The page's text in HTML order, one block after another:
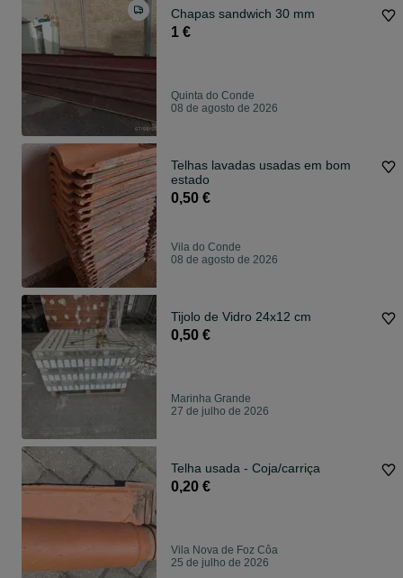
Chapas sandwich 30 mm
1 €
Quinta do Conde
08 de agosto de 2026
Telhas lavadas usadas em bom
estado
0,50 €
Vila do Conde
08 de agosto de 2026
Tijolo de Vidro 24x12 cm
0,50 €
Marinha Grande
27 de julho de 2026
Telha usada - Coja/carriça
0,20 €
Vila Nova de Foz Côa
25 de julho de 2026